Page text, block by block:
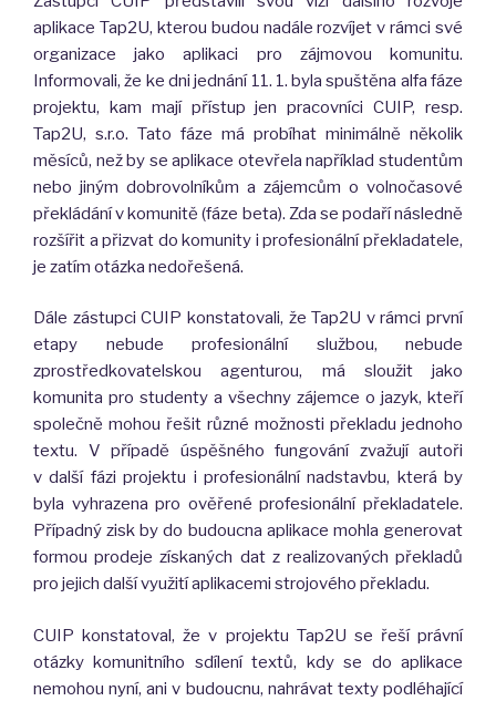
aplikace Tap2U, kterou budou nadále rozvíjet v rámci své
organizace jako aplikaci pro zájmovou komunitu.
Informovali, že ke dni jednání 11. 1. byla spuštěna alfa fáze
projektu, kam mají přístup jen pracovníci CUIP, resp.
Tap2U, s.r.o. Tato fáze má probíhat minimálně několik
měsíců, než by se aplikace otevřela například studentům
nebo jiným dobrovolníkům a zájemcům o volnočasové
překládání v komunitě (fáze beta). Zda se podaří následně
rozšířit a přizvat do komunity i profesionální překladatele,
je zatím otázka nedořešená.
Dále zástupci CUIP konstatovali, že Tap2U v rámci první
etapy nebude profesionální službou, nebude
zprostředkovatelskou agenturou, má sloužit jako
komunita pro studenty a všechny zájemce o jazyk, kteří
společně mohou řešit různé možnosti překladu jednoho
textu. V případě úspěšného fungování zvažují autoři
v další fázi projektu i profesionální nadstavbu, která by
byla vyhrazena pro ověřené profesionální překladatele.
Případný zisk by do budoucna aplikace mohla generovat
formou prodeje získaných dat z realizovaných překladů
pro jejich další využití aplikacemi strojového překladu.
CUIP konstatoval, že v projektu Tap2U se řeší právní
otázky komunitního sdílení textů, kdy se do aplikace
nemohou nyní, ani v budoucnu, nahrávat texty podléhající